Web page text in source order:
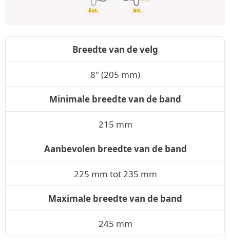
Breedte van de velg
8" (205 mm)
Minimale breedte van de band
215 mm
Aanbevolen breedte van de band
225 mm tot 235 mm
Maximale breedte van de band
245 mm